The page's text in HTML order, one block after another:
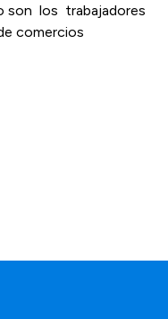
son los trabajadores
comercios